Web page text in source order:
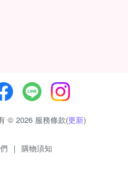
© 2026 服務條款(更新)
| 購物須知